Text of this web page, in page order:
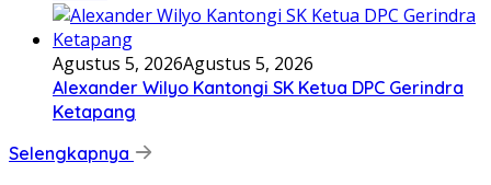
Agustus 5, 2026Agustus 5, 2026
Alexander Wilyo Kantongi SK Ketua DPC Gerindra
Ketapang
Selengkapnya